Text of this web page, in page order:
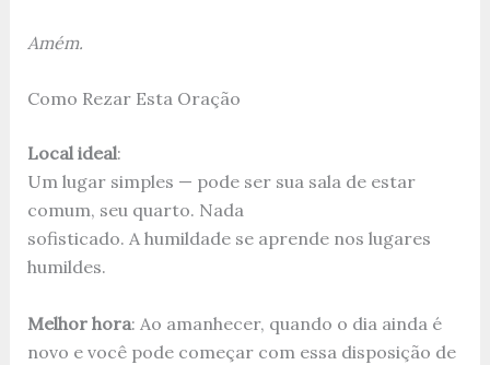
Amém.
Como Rezar Esta Oração
Local ideal:
Um lugar simples — pode ser sua sala de estar
comum, seu quarto. Nada
sofisticado. A humildade se aprende nos lugares
humildes.
Melhor hora: Ao amanhecer, quando o dia ainda é
novo e você pode começar com essa disposição de